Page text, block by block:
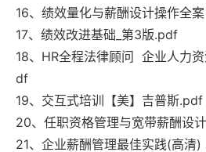
16、绩效量化与薪酬设计操作全
17、绩效改进基础_第3版.pdf
18、HR全程法律顾问 企业人力
df
19、交互式培训【美】吉普斯.pdf
20、任职资格管理与宽带薪酬设
21、企业薪酬管理最佳实践(高清